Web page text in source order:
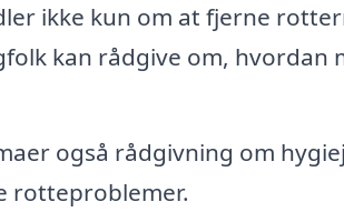
ikke kun om at fjerne
kan rådgive om, hvordan
også rådgivning om
rotteproblemer.